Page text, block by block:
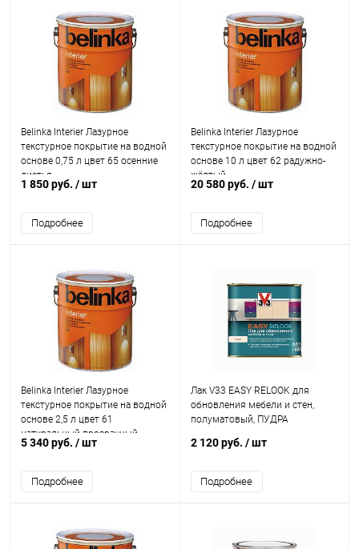
Belinka Interier Лазурное
текстурное покрытие на водной
основе 0,75 л цвет 65 осенние
листья
1 850 руб. / шт
Подробнее
Belinka Interier Лазурное
текстурное покрытие на водной
основе 10 л цвет 62 радужно-
жёлтый
20 580 руб. / шт
Подробнее
Belinka Interier Лазурное
текстурное покрытие на водной
основе 2,5 л цвет 61
натуральный прозрачный
5 340 руб. / шт
Подробнее
Лак V33 EASY RELOOK для
обновления мебели и стен,
полуматовый, ПУДРА
2 120 руб. / шт
Подробнее